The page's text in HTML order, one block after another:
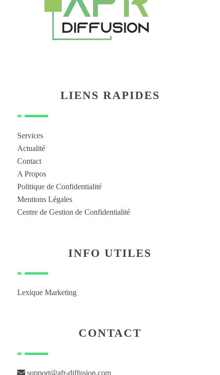
LIENS RAPIDES
Services
Actualité
Contact
A Propos
Politique de Confidentialité
Mentions Légales
Centre de Gestion de Confidentialité
INFO UTILES
Lexique Marketing
CONTACT
support@afr-diffusion.com